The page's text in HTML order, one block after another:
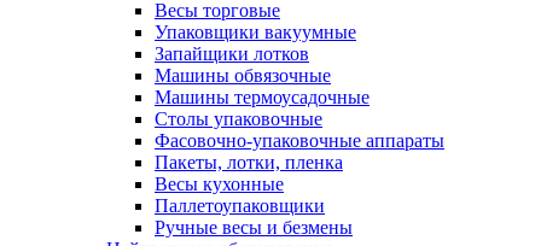
Весы торговые
Упаковщики вакуумные
Запайщики лотков
Машины обвязочные
Машины термоусадочные
Столы упаковочные
Фасовочно-упаковочные аппараты
Пакеты, лотки, пленка
Весы кухонные
Паллетоупаковщики
Ручные весы и безмены